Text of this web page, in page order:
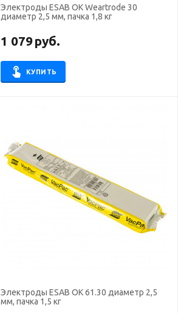
Электроды ESAB OK Weartrode 30
диаметр 2,5 мм, пачка 1,8 кг
1 079руб.
КУПИТЬ
Электроды ESAB OK 61.30 диаметр 2,5
мм, пачка 1,5 кг